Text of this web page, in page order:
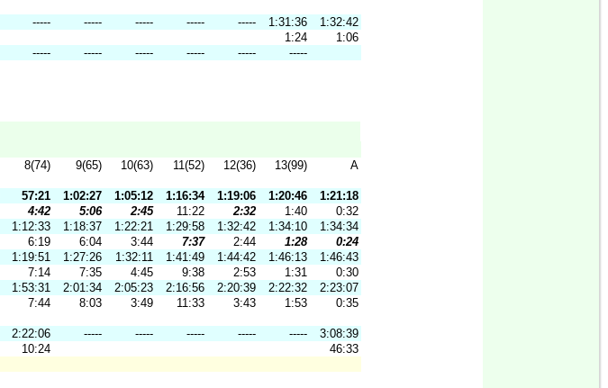
----- ----- ----- ----- ----- 1:31:36
1:32:42
1:24
1:06
----- ----- ----- ----- -----
-----
8(74) 9(65) 10(63) 11(52) 12(36) 13(99) A
57:21 1:02:27 1:05:12 1:16:34 1:19:06 1:20:46
1:21:18
4:42 5:06 2:45 11:22 2:32 1:40
0:32
1:12:33 1:18:37 1:22:21 1:29:58 1:32:42 1:34:10
1:34:34
6:19 6:04 3:44 7:37 2:44 1:28
0:24
1:19:51 1:27:26 1:32:11 1:41:49 1:44:42 1:46:13
1:46:43
7:14 7:35 4:45 9:38 2:53 1:31
0:30
1:53:31 2:01:34 2:05:23 2:16:56 2:20:39 2:22:32
2:23:07
7:44 8:03 3:49 11:33 3:43 1:53 0:35
2:22:06 ----- ----- ----- ----- -----
3:08:39
10:24
46:33